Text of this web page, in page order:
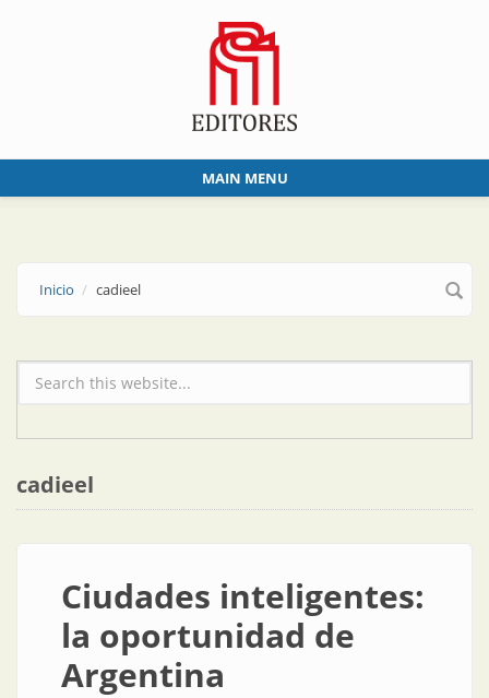
MAIN MENU
Inicio cadieel
Formulario de búsqueda
cadieel
Ciudades inteligentes:
la oportunidad de
Argentina